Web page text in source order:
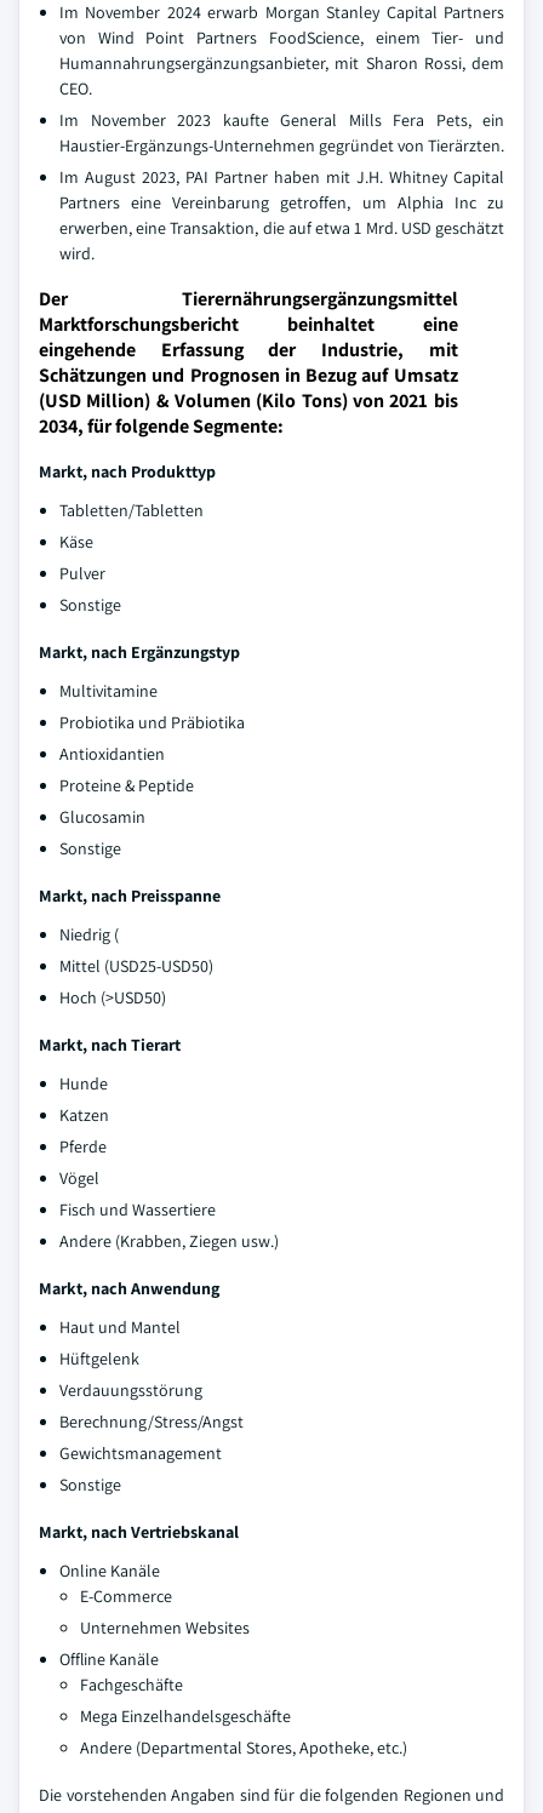
Im November 2024 erwarb Morgan Stanley Capital Partners
von Wind Point Partners FoodScience, einem Tier- und
Humannahrungsergänzungsanbieter, mit Sharon Rossi, dem
CEO.
Im November 2023 kaufte General Mills Fera Pets, ein
Haustier-Ergänzungs-Unternehmen gegründet von Tierärzten.
Im August 2023, PAI Partner haben mit J.H. Whitney Capital
Partners eine Vereinbarung getroffen, um Alphia Inc zu
erwerben, eine Transaktion, die auf etwa 1 Mrd. USD geschätzt
wird.
Der Tierernährungsergänzungsmittel
Marktforschungsbericht beinhaltet eine
eingehende Erfassung der Industrie, mit
Schätzungen und Prognosen in Bezug auf Umsatz
(USD Million) & Volumen (Kilo Tons) von 2021 bis
2034, für folgende Segmente:
Markt, nach Produkttyp
Tabletten/Tabletten
Käse
Pulver
Sonstige
Markt, nach Ergänzungstyp
Multivitamine
Probiotika und Präbiotika
Antioxidantien
Proteine & Peptide
Glucosamin
Sonstige
Markt, nach Preisspanne
Niedrig (
Mittel (USD25-USD50)
Hoch (>USD50)
Markt, nach Tierart
Hunde
Katzen
Pferde
Vögel
Fisch und Wassertiere
Andere (Krabben, Ziegen usw.)
Markt, nach Anwendung
Haut und Mantel
Hüftgelenk
Verdauungsstörung
Berechnung/Stress/Angst
Gewichtsmanagement
Sonstige
Markt, nach Vertriebskanal
Online Kanäle
E-Commerce
Unternehmen Websites
Offline Kanäle
Fachgeschäfte
Mega Einzelhandelsgeschäfte
Andere (Departmental Stores, Apotheke, etc.)
Die vorstehenden Angaben sind für die folgenden Regionen und